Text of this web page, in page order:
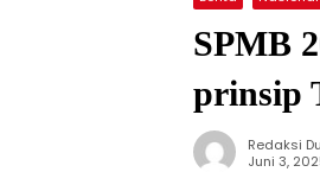
SPMB
prinsip
Redaksi
Juni 3,